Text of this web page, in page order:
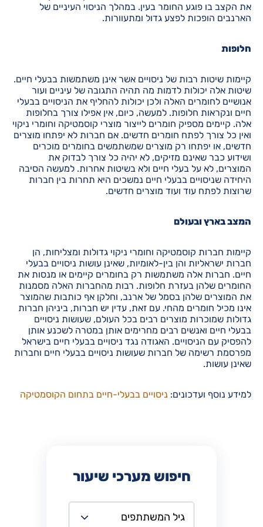
את הקצב בו פוגע החומר בעין. במהלך הניסוי העיניים של
הארנבים הופכות לפצע גדול ומתעוורות.
חלופות
קיימות שיטות רבות של ניסויים אשר אינן משתמשות בבעלי חיים.
שיטות אלה יכולות לדמות מה תהיה התגובה של עיניים ועור
אנושיים לחומרים האלה ולכן יכולות להחליף את הניסויים בבעלי
חיים ונקראות חלופות. למעשה, כיום, אין אפילו צורך בחלופות
אלה. קיימים מספיק חומרים לייצור מוצרי קוסמטיקה וחומרי ניקוי
ואין כל צורך לפתח חומרים חדשים. אם חברות לא יפתחו מוצרים
חדשים, או יפתחו רק מוצרים שמשתמשים בחומרים מוכרים
ושידוע כבר שאינם מזיקים, לא יהיה כל צורך לבדוק את
המוצרים, לא על בעלי חיים ולא בשיטות אחרות. למעשה הסיבה
היחידה שניסויים בבעלי חיים נמשכים היא תחרות בין חברות
שרוצות לפתח עוד ועוד מוצרים חדשים.
המצב בארץ ובעולם
קיימות חברות קוסמטיקה וחומרי ניקוי גדולות ומצליחות, הן
חברות ישראליות והן בין-לאומיות, שאינן עושות ניסויים בבעלי
חיים. חברות אלה משתמשות רק בחומרים קיימים או מנסות את
החומרים שלהן בעזרת חלופות. רבות מהחברות האלה מסמנות
את המוצרים שלהן בסמל של ארנב, וחלקן אף כותבות שהמוצר
אינו מכיל חומרים מהחי. עם זאת, עדין יש חברות, ביניהן חברות
גדולות שמוכרות מוצרים רבים בכל העולם, שעושות ניסויים
בבעלי חיים ואנשים רבים מחרימים אותן במטרה לשכנע אותן
להפסיק עם הניסויים. האגודה נגד ניסויים בבעלי חיים בישראל
מפרסמת רשימה של חברות שעושות ניסויים בבעלי חיים וחברות
שאינן עושות.
למידע נוסף ועדכונים: ניסויים בבעלי-חיים בתחום הקוסמטיקה
חיפוש מערכי שיעור